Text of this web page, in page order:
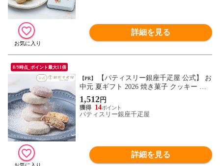
詳細を見る
8/9時点_ポイント最大11倍
【PR】
中元 夏ギフト 2026 焼き菓子 クッキー お
菓子 スイーツ 贈り物 ギフト 千疋屋 銀座
プレミアムボヌールクッキー
1,512円
14
パティスリー銀座千疋屋
詳細を見る